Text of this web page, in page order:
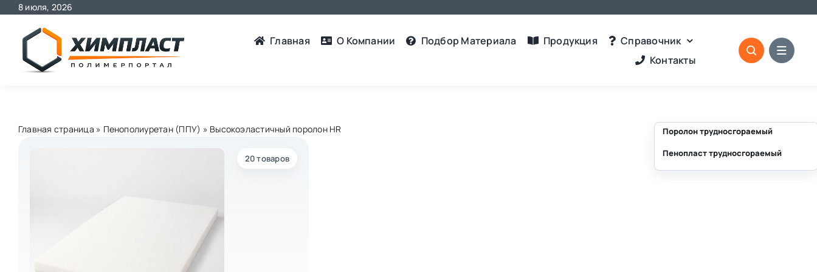
content
8 июля, 2026
Главная О Компании Подбор Материалa Продукция
Справочник
Контакты
Главная страница » Пенополиуретан (ППУ) » Высокоэластичный поролон HR
20 товаров
Поролон трудносгораемый
Пенопласт трудносгораемый